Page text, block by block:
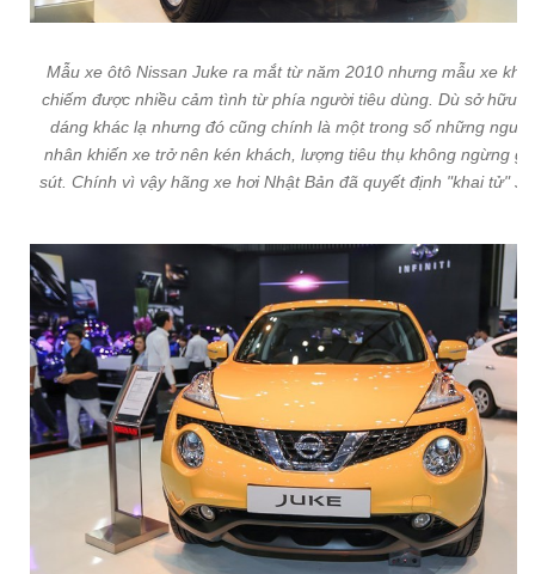
Mẫu xe ôtô Nissan Juke ra mắt từ năm 2010 nhưng mẫu xe
chiếm được nhiều cảm tình từ phía người tiêu dùng. Dù sở hữu
dáng khác lạ nhưng đó cũng chính là một trong số những
nhân khiến xe trở nên kén khách, lượng tiêu thụ không ngừng
sút. Chính vì vậy hãng xe hơi Nhật Bản đã quyết định "khai tử"